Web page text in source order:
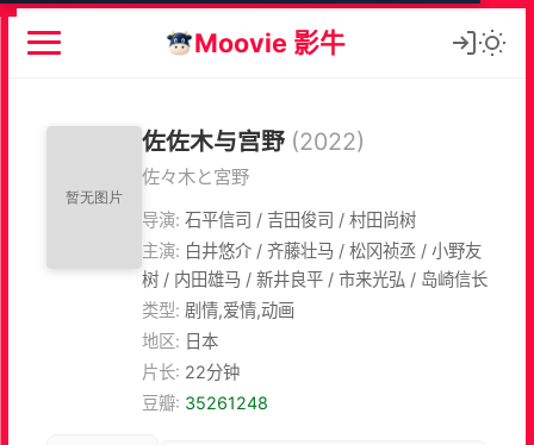
Moovie 影牛
佐佐木与宫野 (2022)
佐々木と宮野
导演: 石平信司 / 吉田俊司 / 村田尚树
主演: 白井悠介 / 齐藤壮马 / 松冈祯丞 / 小野友
树 / 内田雄马 / 新井良平 / 市来光弘 / 岛崎信长
类型: 剧情,爱情,动画
地区: 日本
片长: 22分钟
豆瓣: 35261248